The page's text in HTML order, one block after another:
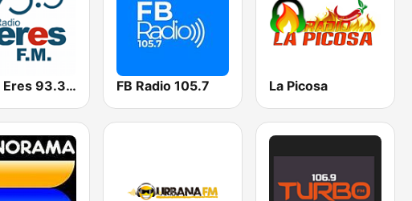
Radio Eres 93.3 FM FB Radio 105.7 La Picosa